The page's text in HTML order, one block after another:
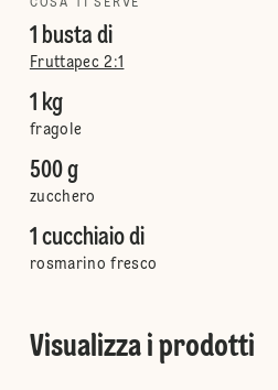
COSA TI SERVE
1 busta di
Fruttapec 2:1
1 kg
fragole
500 g
zucchero
1 cucchiaio di
rosmarino fresco
Visualizza i prodotti